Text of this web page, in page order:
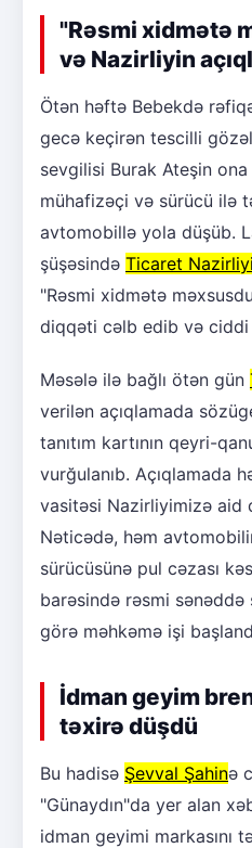
"Rəsmi xidmətə
və Nazirliyin
Ötən həftə Bebekdə
gecə keçirən tescilli
sevgilisi Burak Ateşin ona
mühafizəçi və sürücü ilə
avtomobillə yola düşüb.
şüşəsində Ticaret Nazirliyi
"Rəsmi xidmətə
diqqəti cəlb edib və ciddi
Məsələ ilə bağlı ötən gün
verilən açıqlamada
tanıtım kartının qeyri-
vurğulanıb. Açıqlamada
vasitəsi Nazirliyimizə aid
Nəticədə, həm
sürücüsünə pul cəzası
barəsində rəsmi
görə məhkəmə işi
İdman geyim
təxirə düşdü
Bu hadisə Şevval Şahinə
"Günaydın"da yer alan
idman geyimi markasını